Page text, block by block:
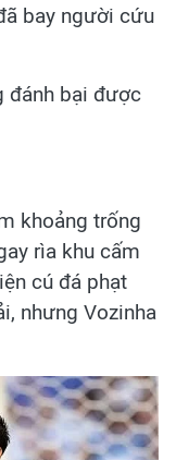
bay người cứu
đánh bại được
khoảng trống
rìa khu cấm
cú đá phạt
nhưng Vozinha